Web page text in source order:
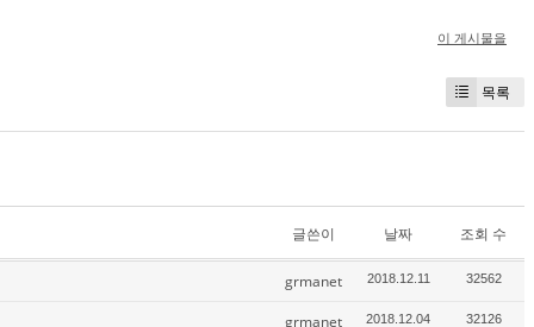
이 게시물을
목록
글쓴이 날짜 조회 수
grmanet 2018.12.11 32562
grmanet 2018.12.04 32126